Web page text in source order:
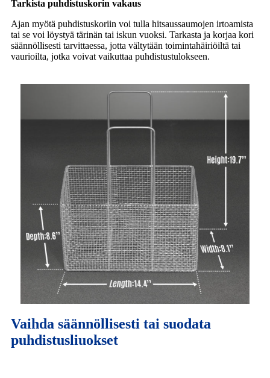
Tarkista puhdistuskorin vakaus
Ajan myötä puhdistuskoriin voi tulla hitsaussaumojen irtoamista
tai se voi löystyä tärinän tai iskun vuoksi. Tarkasta ja korjaa kori
säännöllisesti tarvittaessa, jotta vältytään toimintahäiriöiltä tai
vaurioilta, jotka voivat vaikuttaa puhdistustulokseen.
Vaihda säännöllisesti tai suodata
puhdistusliuokset